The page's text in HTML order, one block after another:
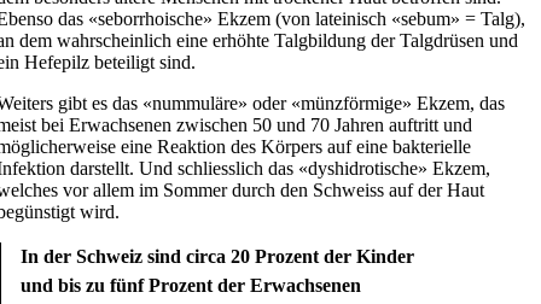
das «seborrhoische» Ekzem (von lateinisch «sebum» = Talg),
dem wahrscheinlich eine erhöhte Talgbildung der Talgdrüsen und
Hefepilz beteiligt sind.
gibt es das «nummuläre» oder «münzförmige» Ekzem, das
bei Erwachsenen zwischen 50 und 70 Jahren auftritt und
eine Reaktion des Körpers auf eine bakterielle
darstellt. Und schliesslich das «dyshidrotische» Ekzem,
vor allem im Sommer durch den Schweiss auf der Haut
wird.
In der Schweiz sind circa 20 Prozent der Kinder
und bis zu fünf Prozent der Erwachsenen